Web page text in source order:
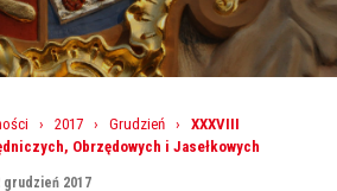
› 2017 › Grudzień ›
XXXVIII
Obrzędowych i Jasełkowych
2017